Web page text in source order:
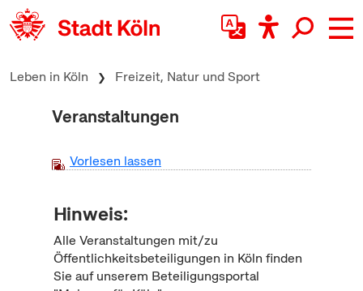
zum Inhalt springen
Leben in Köln Freizeit, Natur und Sport
Veranstaltungen
Vorlesen lassen
Hinweis:
Alle Veranstaltungen mit/zu
Öffentlichkeitsbeteiligungen in Köln finden
Sie auf unserem Beteiligungsportal